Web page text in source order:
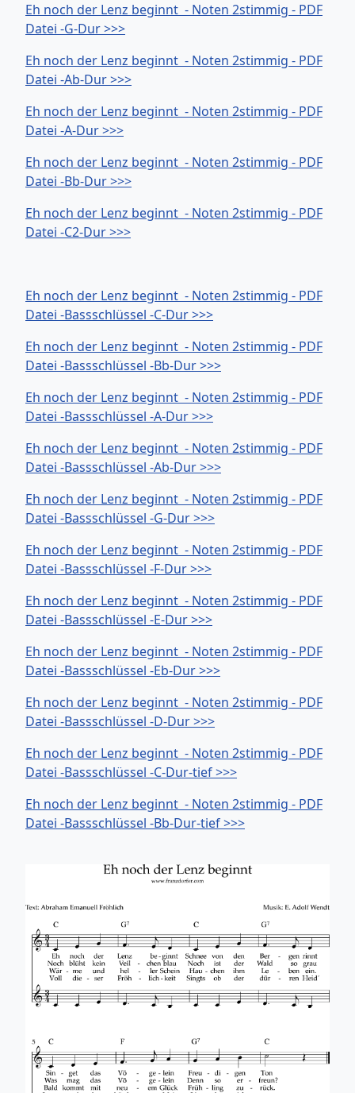
Eh noch der Lenz beginnt - Noten 2stimmig - PDF
Datei -G-Dur >>>
Eh noch der Lenz beginnt - Noten 2stimmig - PDF
Datei -Ab-Dur >>>
Eh noch der Lenz beginnt - Noten 2stimmig - PDF
Datei -A-Dur >>>
Eh noch der Lenz beginnt - Noten 2stimmig - PDF
Datei -Bb-Dur >>>
Eh noch der Lenz beginnt - Noten 2stimmig - PDF
Datei -C2-Dur >>>
Eh noch der Lenz beginnt - Noten 2stimmig - PDF
Datei -Bassschlüssel -C-Dur >>>
Eh noch der Lenz beginnt - Noten 2stimmig - PDF
Datei -Bassschlüssel -Bb-Dur >>>
Eh noch der Lenz beginnt - Noten 2stimmig - PDF
Datei -Bassschlüssel -A-Dur >>>
Eh noch der Lenz beginnt - Noten 2stimmig - PDF
Datei -Bassschlüssel -Ab-Dur >>>
Eh noch der Lenz beginnt - Noten 2stimmig - PDF
Datei -Bassschlüssel -G-Dur >>>
Eh noch der Lenz beginnt - Noten 2stimmig - PDF
Datei -Bassschlüssel -F-Dur >>>
Eh noch der Lenz beginnt - Noten 2stimmig - PDF
Datei -Bassschlüssel -E-Dur >>>
Eh noch der Lenz beginnt - Noten 2stimmig - PDF
Datei -Bassschlüssel -Eb-Dur >>>
Eh noch der Lenz beginnt - Noten 2stimmig - PDF
Datei -Bassschlüssel -D-Dur >>>
Eh noch der Lenz beginnt - Noten 2stimmig - PDF
Datei -Bassschlüssel -C-Dur-tief >>>
Eh noch der Lenz beginnt - Noten 2stimmig - PDF
Datei -Bassschlüssel -Bb-Dur-tief >>>